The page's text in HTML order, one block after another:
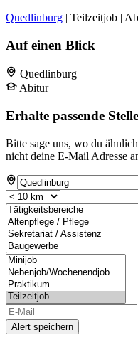
Quedlinburg | Teilzeitjob |
Auf einen Blick
Quedlinburg
Abitur
Erhalte passende
Bitte sage uns, wo du
nicht deine E-Mail Adresse
Alert speichern